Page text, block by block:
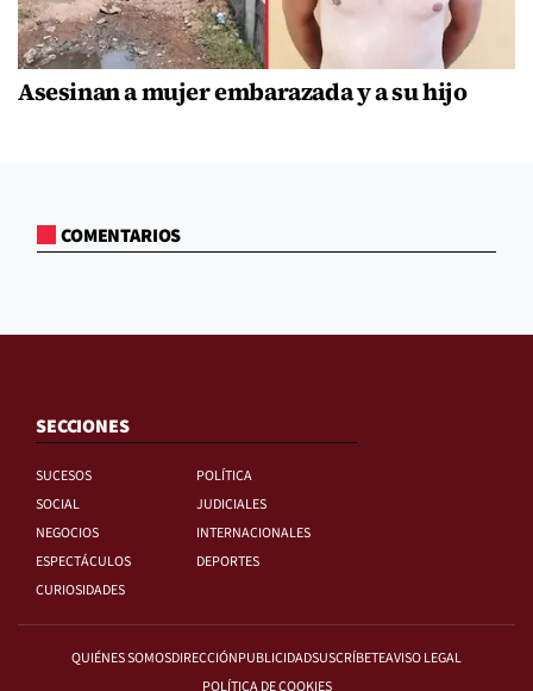
Asesinan a mujer embarazada y a su hijo
COMENTARIOS
SECCIONES
SUCESOS
POLÍTICA
SOCIAL
JUDICIALES
NEGOCIOS
INTERNACIONALES
ESPECTÁCULOS
DEPORTES
CURIOSIDADES
QUIÉNES SOMOSDIRECCIÓNPUBLICIDADSUSCRÍBETEAVISO LEGAL
POLÍTICA DE COOKIES